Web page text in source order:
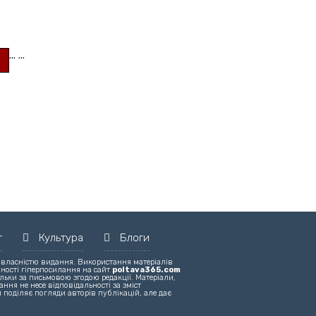
... ...
Культура Блоги
видання. Використання матеріалів
гіперпосилання на сайт poltava365.com
за письмовою згодою редакції. Матеріали,
не несе відповідальності за зміст
погляди авторів публікацій, але дає